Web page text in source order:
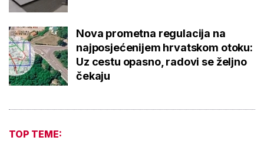
Nova prometna regulacija na
najposjećenijem hrvatskom otoku:
Uz cestu opasno, radovi se željno
čekaju
TOP TEME: